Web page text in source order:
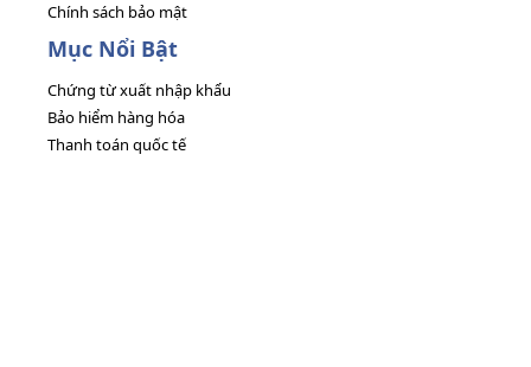
Chính sách bảo mật
Mục Nổi Bật
Chứng từ xuất nhập khẩu
Bảo hiểm hàng hóa
Thanh toán quốc tế